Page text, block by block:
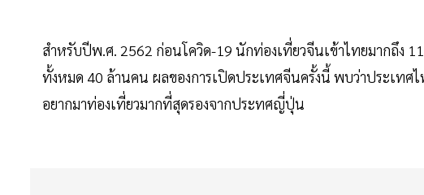
สำหรับปีพ.ศ. 2562 ก่อนโควิด-19 นักท่องเที่ยวจีนเข้าไทยมากถึง
ทั้งหมด 40 ล้านคน ผลของการเปิดประเทศจีนครั้งนี้ พบว่าประเท
อยากมาท่องเที่ยวมากที่สุดรองจากประทศญี่ปุ่น